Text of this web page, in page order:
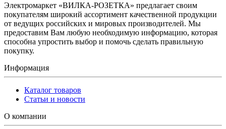
Электромаркет «ВИЛКА-РОЗЕТКА» предлагает своим
покупателям широкий ассортимент качественной продукции
от ведущих российских и мировых производителей. Мы
предоставим Вам любую необходимую информацию, которая
способна упростить выбор и помочь сделать правильную
покупку.
Информация
Каталог товаров
Статьи и новости
О компании